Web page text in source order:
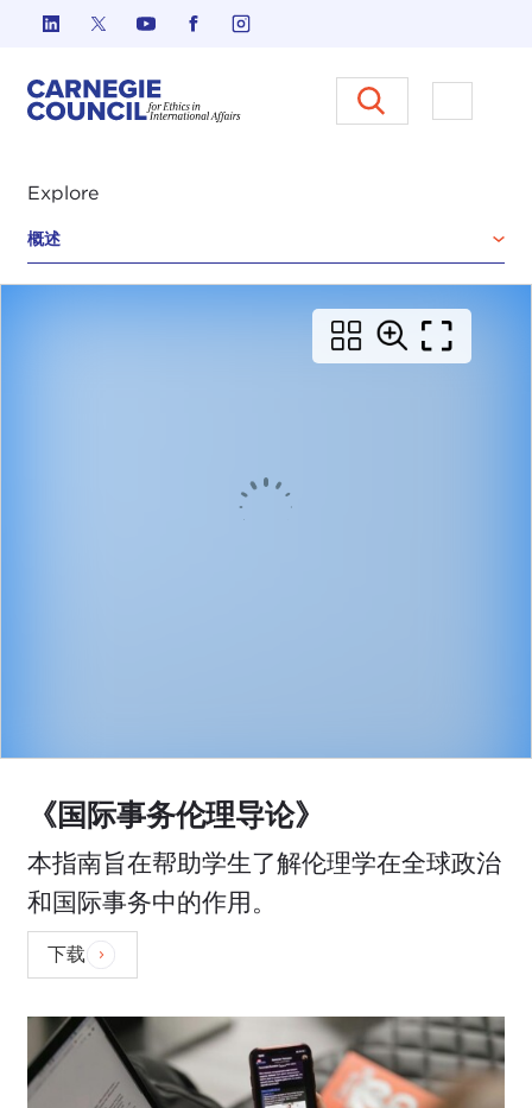
跳至内容
Carnegie Council 国际事务中的
打开菜单
Explore
概述
《国际事务伦理导论》
本指南旨在帮助学生了解伦理学在全球政治
和国际事务中的作用。
下载